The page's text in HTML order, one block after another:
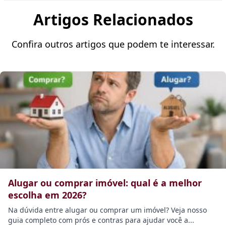
Artigos Relacionados
Confira outros artigos que podem te interessar.
Alugar ou comprar imóvel: qual é a melhor
escolha em 2026?
Na dúvida entre alugar ou comprar um imóvel? Veja nosso
guia completo com prós e contras para ajudar você a...